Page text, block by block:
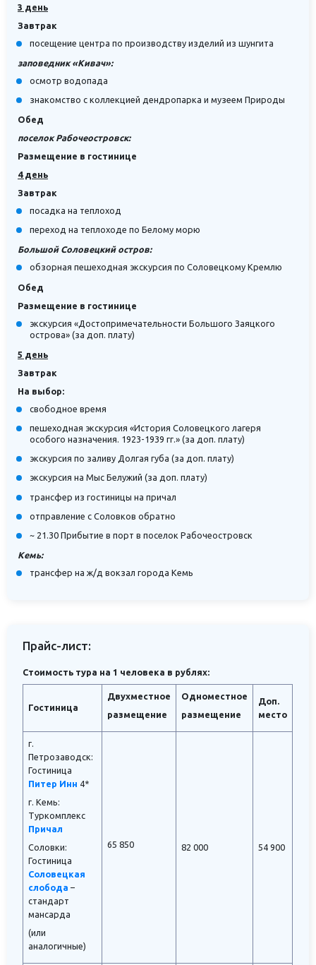
3 день
Завтрак
посещение центра по производству изделий из шунгита
заповедник «Кивач»:
осмотр водопада
знакомство с коллекцией дендропарка и музеем Природы
Обед
поселок Рабочеостровск:
Размещение в гостинице
4 день
Завтрак
посадка на теплоход
переход на теплоходе по Белому морю
Большой Соловецкий остров:
обзорная пешеходная экскурсия по Соловецкому Кремлю
Обед
Размещение в гостинице
экскурсия «Достопримечательности Большого Заяцкого
острова» (за доп. плату)
5 день
Завтрак
На выбор:
свободное время
пешеходная экскурсия «История Соловецкого лагеря
особого назначения. 1923-1939 гг.» (за доп. плату)
экскурсия по заливу Долгая губа (за доп. плату)
экскурсия на Мыс Белужий (за доп. плату)
трансфер из гостиницы на причал
отправление с Соловков обратно
~ 21.30 Прибытие в порт в поселок Рабочеостровск
Кемь:
трансфер на ж/д вокзал города Кемь
Прайс-лист:
Стоимость тура на 1 человека в рублях:
Гостиница
Двухместное
размещение
Одноместное
размещение
Доп.
место
г.
Петрозаводск:
Гостиница
Питер Инн 4*
г. Кемь:
Туркомплекс
Причал
Соловки:
Гостиница
Соловецкая
слобода –
стандарт
мансарда
(или
аналогичные)
65 850 82 000 54 900